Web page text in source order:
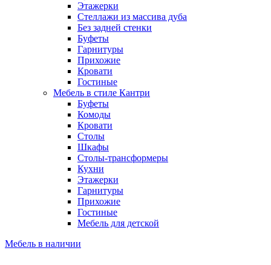
Этажерки
Стеллажи из массива дуба
Без задней стенки
Буфеты
Гарнитуры
Прихожие
Кровати
Гостиные
Мебель в стиле Кантри
Буфеты
Комоды
Кровати
Столы
Шкафы
Столы-трансформеры
Кухни
Этажерки
Гарнитуры
Прихожие
Гостиные
Мебель для детской
Мебель в наличии